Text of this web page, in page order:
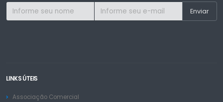
LINKS ÚTEIS
Associação Comercial